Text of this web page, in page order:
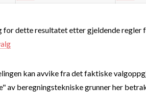
for dette resultatet etter gjeldende regler
kan avvike fra det faktiske
av beregningstekniske grunner her